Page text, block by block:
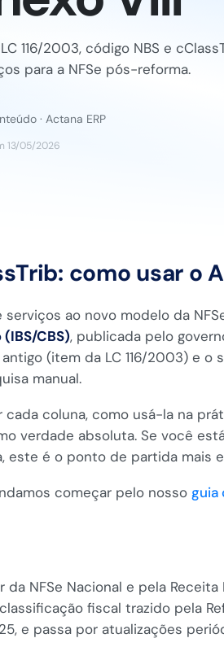
116/2003, código NBS e
para a NFSe pós-reforma.
· Actana ERP
13/05/2026
como usar o
ao novo modelo da
CBS), publicada pelo
(item da LC 116/2003) e o
manual.
coluna, como usá-la na
verdade absoluta. Se você
este é o ponto de partida mais
começar pelo nosso guia
NFSe Nacional e pela
fiscal trazido pela
e passa por atualizações